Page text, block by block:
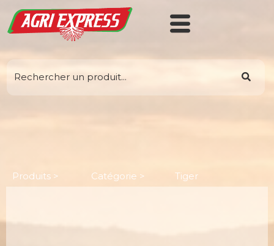
Produits > Catégorie > Tiger